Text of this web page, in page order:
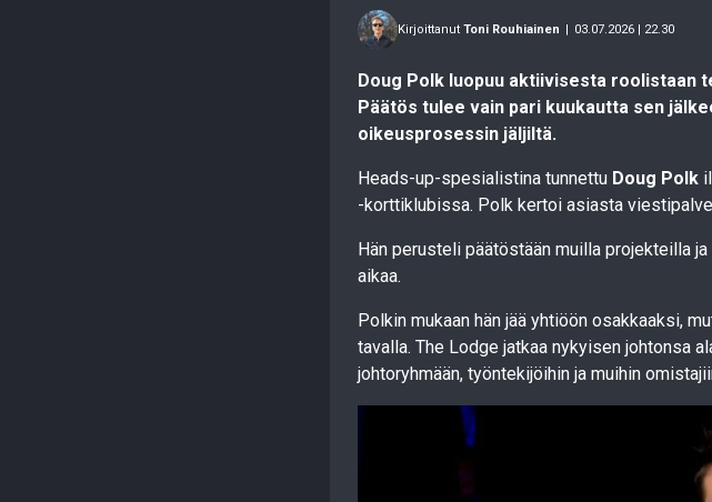
Kirjoittanut Toni Rouhiainen 03.07.2026 | 22.30
Doug Polk luopuu aktiivisesta roolistaan
Päätös tulee vain pari kuukautta sen
oikeusprosessin jäljiltä.
Heads-up-spesialistina tunnettu Doug Polk
-korttiklubissa. Polk kertoi asiasta
Hän perusteli päätöstään muilla projekteilla
aikaa.
Polkin mukaan hän jää yhtiöön osakkaaksi,
tavalla. The Lodge jatkaa nykyisen johtonsa
johtoryhmään, työntekijöihin ja muihin